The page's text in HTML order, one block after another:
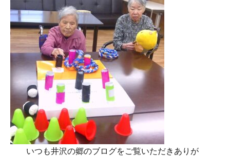
いつも井沢の郷のブログをご覧いただきありが